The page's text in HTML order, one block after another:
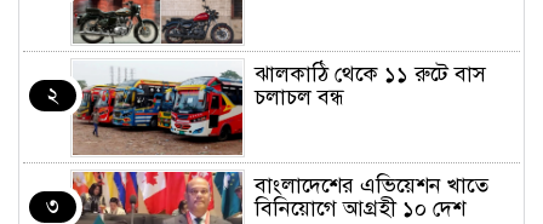
২
ঝালকাঠি থেকে ১১ রুটে বাস
চলাচল বন্ধ
৩
বাংলাদেশের এভিয়েশন খাতে
বিনিয়োগে আগ্রহী ১০ দেশ